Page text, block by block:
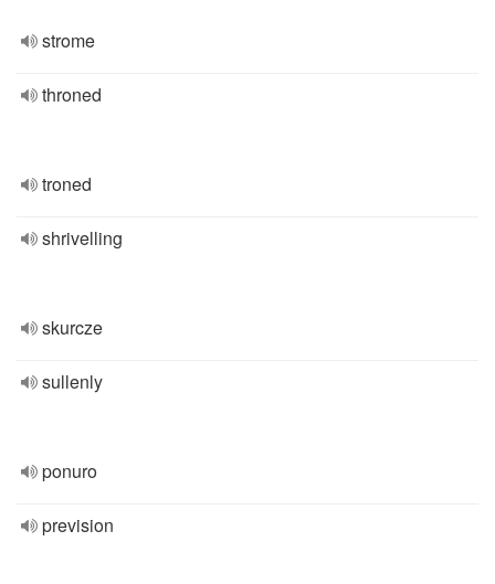
strome
throned
troned
shrivelling
skurcze
sullenly
ponuro
prevision